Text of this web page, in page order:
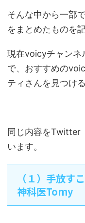
そんな中から一部
をまとめたものを
現在voicyチャンネ
で、おすすめの
ティさんを見つけ
同じ内容をTwitter
います。
（１）手放す
神科医Tomy